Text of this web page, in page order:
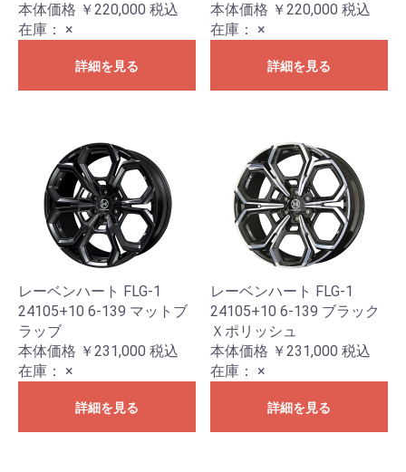
本体価格 ￥220,000 税込
在庫： ×
詳細を見る
本体価格 ￥220,000 税込
在庫： ×
詳細を見る
レーベンハート FLG-1
24105+10 6-139 マットブ
ラッブ
本体価格 ￥231,000 税込
在庫： ×
詳細を見る
レーベンハート FLG-1
24105+10 6-139 ブラック
Ｘポリッシュ
本体価格 ￥231,000 税込
在庫： ×
詳細を見る